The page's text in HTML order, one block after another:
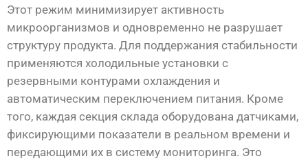
Этот режим минимизирует активность
микроорганизмов и одновременно не разрушает
структуру продукта. Для поддержания стабильности
применяются холодильные установки с
резервными контурами охлаждения и
автоматическим переключением питания. Кроме
того, каждая секция склада оборудована датчиками,
фиксирующими показатели в реальном времени и
передающими их в систему мониторинга. Это